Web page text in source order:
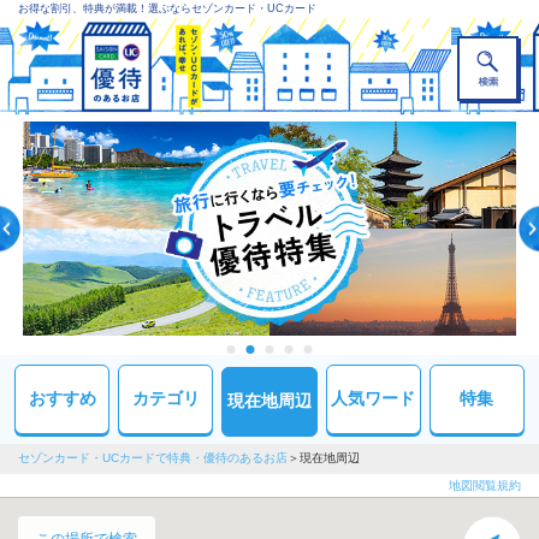
お得な割引、特典が満載！選ぶならセゾンカード・UCカード
おすすめ カテゴリ 現在地周辺 人気ワード 特集
セゾンカード・UCカードで特典・優待のあるお店 現在地周辺
地図閲覧規約